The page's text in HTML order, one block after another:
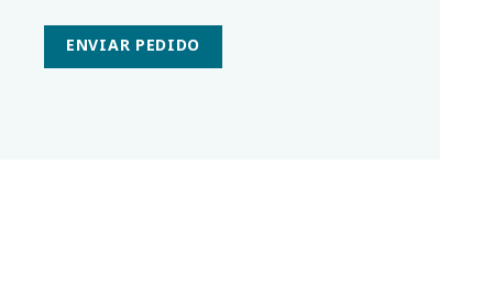
ENVIAR PEDIDO